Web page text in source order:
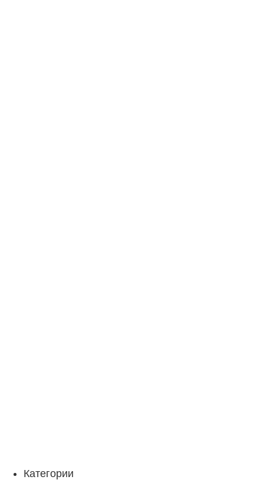
Категории